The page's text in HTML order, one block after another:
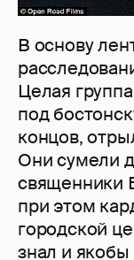
В основу
Целая
под
концов,
Они сумели
священники
при этом
городской
знал и